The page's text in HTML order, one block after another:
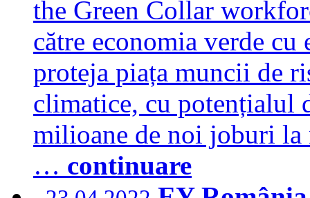
the Green Collar
către economia verde cu
proteja piața muncii de
climatice, cu potențialul
milioane de noi joburi
… continuare